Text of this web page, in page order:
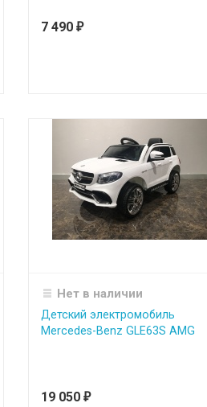
7 490 ₽
Нет в наличии
Детский электромобиль
Mercedes-Benz GLE63S AMG
19 050 ₽